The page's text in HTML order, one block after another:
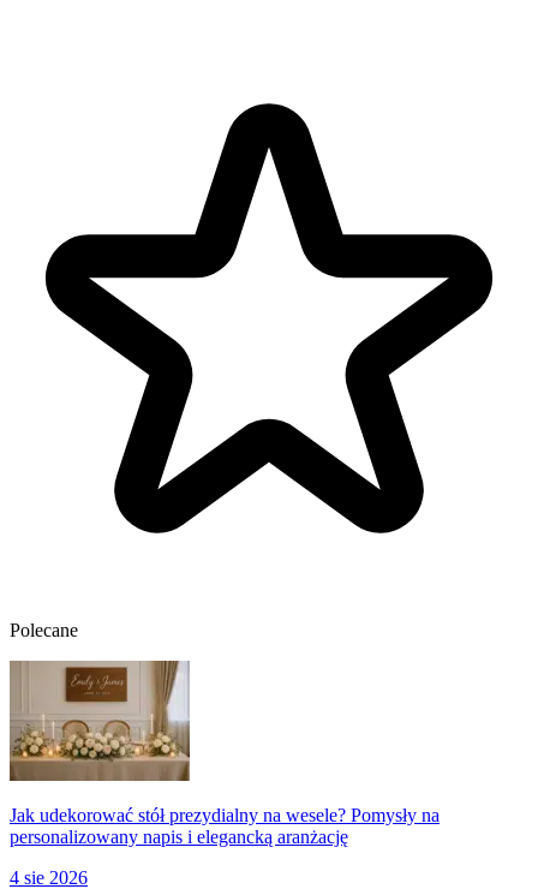
Polecane
Jak udekorować stół prezydialny na wesele? Pomysły na
personalizowany napis i elegancką aranżację
4 sie 2026